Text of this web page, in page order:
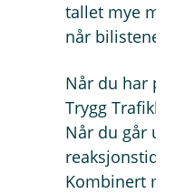
tallet mye
når bilistene
Når du har
Trygg
Når du går
Kombinert